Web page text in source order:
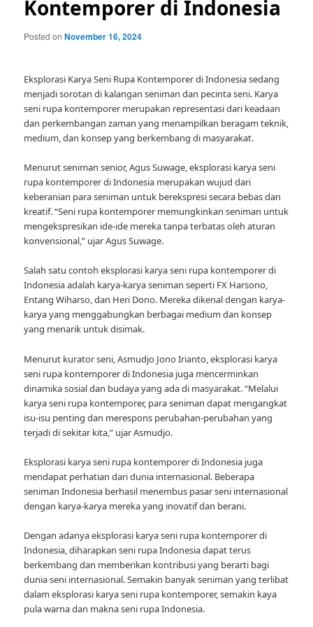
Kontemporer di Indonesia
Posted onNovember 16, 2024
Eksplorasi Karya Seni Rupa Kontemporer di Indonesia sedang
menjadi sorotan di kalangan seniman dan pecinta seni. Karya
seni rupa kontemporer merupakan representasi dari keadaan
dan perkembangan zaman yang menampilkan beragam teknik,
medium, dan konsep yang berkembang di masyarakat.
Menurut seniman senior, Agus Suwage, eksplorasi karya seni
rupa kontemporer di Indonesia merupakan wujud dari
keberanian para seniman untuk berekspresi secara bebas dan
kreatif. “Seni rupa kontemporer memungkinkan seniman untuk
mengekspresikan ide-ide mereka tanpa terbatas oleh aturan
konvensional,” ujar Agus Suwage.
Salah satu contoh eksplorasi karya seni rupa kontemporer di
Indonesia adalah karya-karya seniman seperti FX Harsono,
Entang Wiharso, dan Heri Dono. Mereka dikenal dengan karya-
karya yang menggabungkan berbagai medium dan konsep
yang menarik untuk disimak.
Menurut kurator seni, Asmudjo Jono Irianto, eksplorasi karya
seni rupa kontemporer di Indonesia juga mencerminkan
dinamika sosial dan budaya yang ada di masyarakat. “Melalui
karya seni rupa kontemporer, para seniman dapat mengangkat
isu-isu penting dan merespons perubahan-perubahan yang
terjadi di sekitar kita,” ujar Asmudjo.
Eksplorasi karya seni rupa kontemporer di Indonesia juga
mendapat perhatian dari dunia internasional. Beberapa
seniman Indonesia berhasil menembus pasar seni internasional
dengan karya-karya mereka yang inovatif dan berani.
Dengan adanya eksplorasi karya seni rupa kontemporer di
Indonesia, diharapkan seni rupa Indonesia dapat terus
berkembang dan memberikan kontribusi yang berarti bagi
dunia seni internasional. Semakin banyak seniman yang terlibat
dalam eksplorasi karya seni rupa kontemporer, semakin kaya
pula warna dan makna seni rupa Indonesia.